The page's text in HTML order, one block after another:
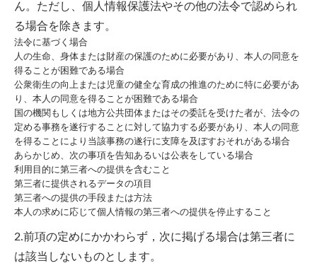
ん。ただし、個人情報保護法やその他の法令で認められ
る場合を除きます。
法令に基づく場合
人の生命、身体または財産の保護のために必要があり、本人の同意を
得ることが困難である場合
公衆衛生の向上または児童の健全な育成の推進のために特に必要があ
り、本人の同意を得ることが困難である場合
国の機関もしくは地方公共団体またはその委託を受けた者が、法令の
定める事務を遂行することに対して協力する必要があり、本人の同意
を得ることにより当該事務の遂行に支障を及ぼすおそれがある場合
あらかじめ、次の事項を告知あるいは公表をしている場合
利用目的に第三者への提供を含むこと
第三者に提供されるデータの項目
第三者への提供の手段または方法
本人の求めに応じて個人情報の第三者への提供を停止すること
2.前項の定めにかかわらず，次に掲げる場合は第三者に
は該当しないものとします。